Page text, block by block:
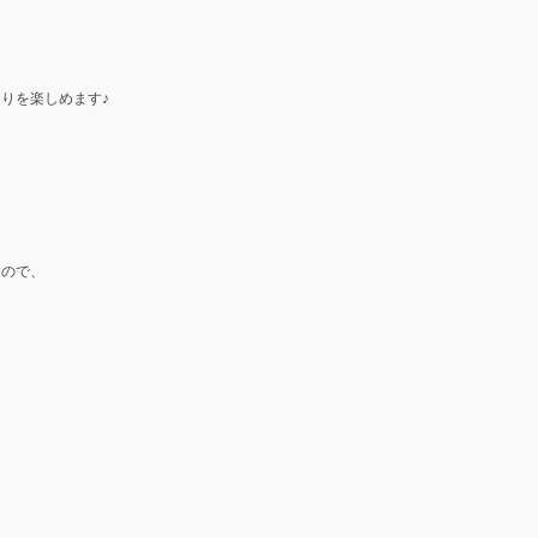
を楽しめます♪
で、